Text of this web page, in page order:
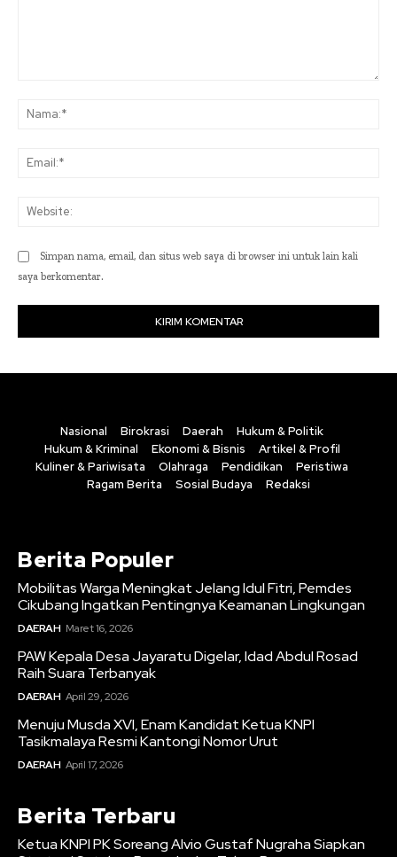
Simpan nama, email, dan situs web saya di browser ini untuk lain kali
saya berkomentar.
Nasional Birokrasi Daerah
Hukum & Politik
Hukum & Kriminal
Ekonomi & Bisnis
Artikel & Profil
Kuliner & Pariwisata
Olahraga Pendidikan
Peristiwa
Ragam Berita
Sosial Budaya Redaksi
Berita Populer
Mobilitas Warga Meningkat Jelang Idul Fitri, Pemdes
Cikubang Ingatkan Pentingnya Keamanan Lingkungan
DAERAH Maret 16, 2026
PAW Kepala Desa Jayaratu Digelar, Idad Abdul Rosad
Raih Suara Terbanyak
DAERAH April 29, 2026
Menuju Musda XVI, Enam Kandidat Ketua KNPI
Tasikmalaya Resmi Kantongi Nomor Urut
DAERAH April 17, 2026
Berita Terbaru
Ketua KNPI PK Soreang Alvio Gustaf Nugraha Siapkan